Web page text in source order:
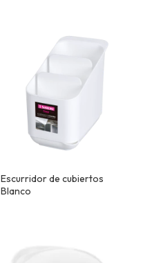
Escurridor de cubiertos
Blanco